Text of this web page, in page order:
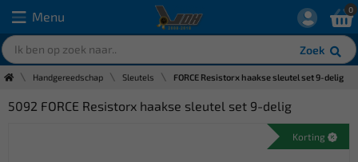
Menu
Zoek
0
Handgereedschap Sleutels FORCE Resistorx haakse sleutel set 9-delig
5092 FORCE Resistorx haakse sleutel set 9-delig
Korting